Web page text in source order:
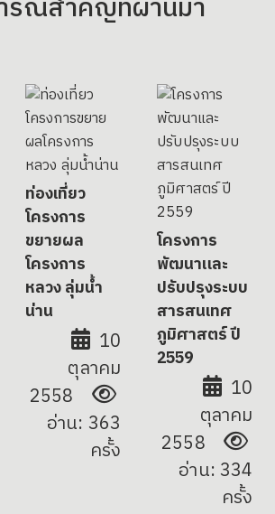
รณ์สำคัญที่ผ่านมา
ท่องเที่ยว
โครงการ
ขยายผล
โครงการ
หลวง ลุ่มน้ำ
น่าน
10
ตุลาคม
2558
อ่าน: 363
ครั้ง
โครงการ
พัฒนาและ
ปรับปรุงระบบ
สารสนเทศ
ภูมิศาสตร์ ปี
2559
10
ตุลาคม
2558
อ่าน: 334
ครั้ง